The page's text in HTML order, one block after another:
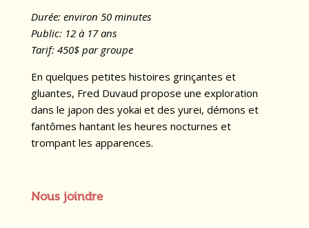
Durée: environ 50 minutes
Public: 12 à 17 ans
Tarif: 450$ par groupe
En quelques petites histoires grinçantes et
gluantes, Fred Duvaud propose une exploration
dans le japon des yokai et des yurei, démons et
fantômes hantant les heures nocturnes et
trompant les apparences.
Nous joindre